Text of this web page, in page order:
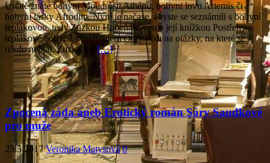
Určitě znáte bohyni Moudrosti Athénu, bohyni lovu Artemis či
bohyni lásky Afroditu. Nyní je načase, abyste se seznámili s bohyní
teplákovou, tedy Zuzkou Hubeňákovou a její knížkou Postřehy
teplákové bohyně s podtitulem Odpovědi na otázky, na které se
nikdo neptal. Zuzka má […]
Zpocená záda aneb Erotický román Sáry Saudkové
pro muže
23.5.2017 Veronika Matysová 0